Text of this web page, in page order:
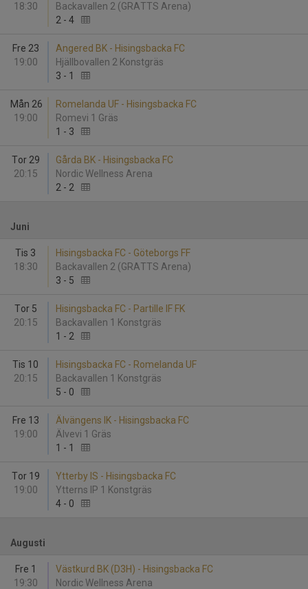
18:30
Backavallen 2 (GRATTS Arena)
2 - 4
Fre 23
19:00
Angered BK - Hisingsbacka FC
Hjällbovallen 2 Konstgräs
3 - 1
Mån 26
19:00
Romelanda UF - Hisingsbacka FC
Romevi 1 Gräs
1 - 3
Tor 29
20:15
Gårda BK - Hisingsbacka FC
Nordic Wellness Arena
2 - 2
Juni
Tis 3
18:30
Hisingsbacka FC - Göteborgs FF
Backavallen 2 (GRATTS Arena)
3 - 5
Tor 5
20:15
Hisingsbacka FC - Partille IF FK
Backavallen 1 Konstgräs
1 - 2
Tis 10
20:15
Hisingsbacka FC - Romelanda UF
Backavallen 1 Konstgräs
5 - 0
Fre 13
19:00
Älvängens IK - Hisingsbacka FC
Älvevi 1 Gräs
1 - 1
Tor 19
19:00
Ytterby IS - Hisingsbacka FC
Ytterns IP 1 Konstgräs
4 - 0
Augusti
Fre 1
19:30
Västkurd BK (D3H) - Hisingsbacka FC
Nordic Wellness Arena